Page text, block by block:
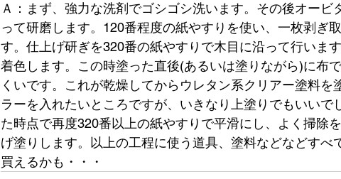
Ａ：まず、強力な洗剤でゴシゴシ洗います。その後オービ
って研磨します。120番程度の紙やすりを使い、一枚剥ぎ
す。仕上げ研ぎを320番の紙やすりで木目に沿って行いま
着色します。この時塗った直後(あるいは塗りながら)に布
くいです。これが乾燥してからウレタン系クリアー塗料を
ラーを入れたいところですが、いきなり上塗りでもいいで
た時点で再度320番以上の紙やすりで平滑にし、よく掃除
げ塗りします。以上の工程に使う道具、塗料などなどすべ
買えるかも・・・